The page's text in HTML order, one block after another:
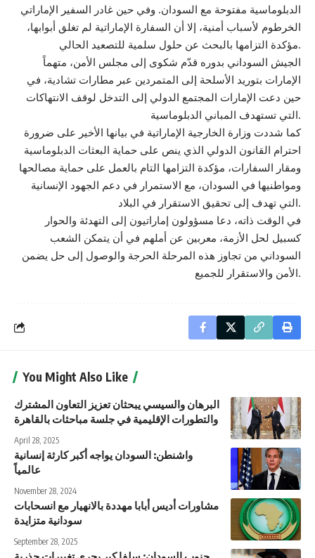
الدبلوماسية مفتوحة مع السودان. وفي حين غادر السفير الإماراتي
الخرطوم لأسباب أمنية، إلا أن السفارة الإماراتية لم تغلق أبوابها،
مؤكدة التزامها بالبحث عن حلول سلمية للتصعيد الحالي.
الجيش السوداني بدوره قدّم شكوى إلى مجلس الأمن، متهماً
الإمارات بتوريد الأسلحة إلى المتمردين عبر مطارات تشادية، في
حين دعت الإمارات المجتمع الدولي إلى التدخل لوقف الانتهاكات
التي تستهدف المباني الدبلوماسية.
كما شددت وزارة الخارجية الإماراتية في بيانها الأخير على ضرورة
احترام القانون الدولي الذي ينص على حماية البعثات الدبلوماسية
ومقار السفارات، مؤكدة التزامها التام بالعمل على حماية مصالحها
ومواطنيها في السودان، مع الاستمرار في دعم الجهود الإنسانية
التي تهدف إلى تحقيق الاستقرار في البلاد.
في الوقت ذاته، دعا مسؤولون إماراتيون إلى التهدئة والحوار
كسبيل لحل الأزمة، معربين عن أملهم في أن يتمكن الشعب
السوداني من تجاوز هذه المرحلة الحرجة والوصول إلى حل يضمن
الأمن والاستقرار للجميع.
You Might Also Like
البرهان والسيسي يبحثان تعزيز التعاون المشترك
والتطورات الإقليمية في جلسة مباحثات بالقاهرة
April 28, 2025
واشنطن: السودان يواجه أكبر كارثة إنسانية
عالمياً
November 28, 2024
مشاورات أديس أبابا مهددة بالانهيار مع انسحابات
سودانية متزايدة
September 28, 2025